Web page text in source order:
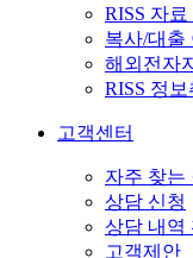
RISS 자
복사/대출
해외전자
RISS 정
고객센터
자주 찾는
상담 신청
상담 내역
고객제안